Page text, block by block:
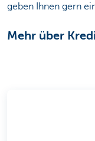
geben Ihnen gern
Mehr über